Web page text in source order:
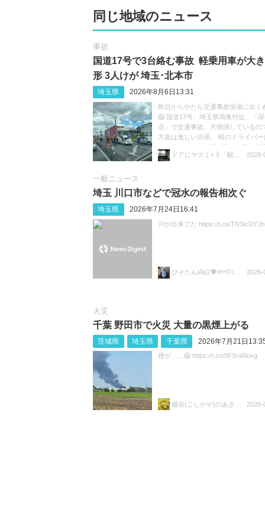
同じ地域のニュース
事故
国道17号で3台絡む事故 軽乗用車が大
形 3人けが 埼玉･北本市
埼玉県 2026年8月6日13:31
昨日からやたら交通事故現場に出く
😱 国道17号、埼玉県鴻巣付近、「
点」で交通事故。片側潰しているの
方面は激しい渋滞。 軽のドライバー
ているのだろうか😓 #国道17号 #交
渋滞 https://t.co/sGeXdbCMfk
2026-
一般ニュース
埼玉 川口市などで冠水の報告相次ぐ
埼玉県 2026年7月24日16:41
川が出来てた https://t.co/
2026-
火災
千葉 野田市で火災 大量の黒煙上がる
茨城県 埼玉県 千葉県 2026年7月21日
煙が……😱 https://t.co/0FSra5loxg
2026-